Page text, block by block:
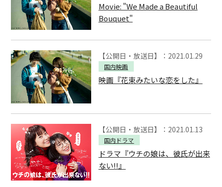
Movie: "We Made a Beautiful
Bouquet"
【公開日・放送日】：2021.01.29
国内映画
映画『花束みたいな恋をした』
【公開日・放送日】：2021.01.13
国内ドラマ
ドラマ『ウチの娘は、彼氏が出来
ない!!』